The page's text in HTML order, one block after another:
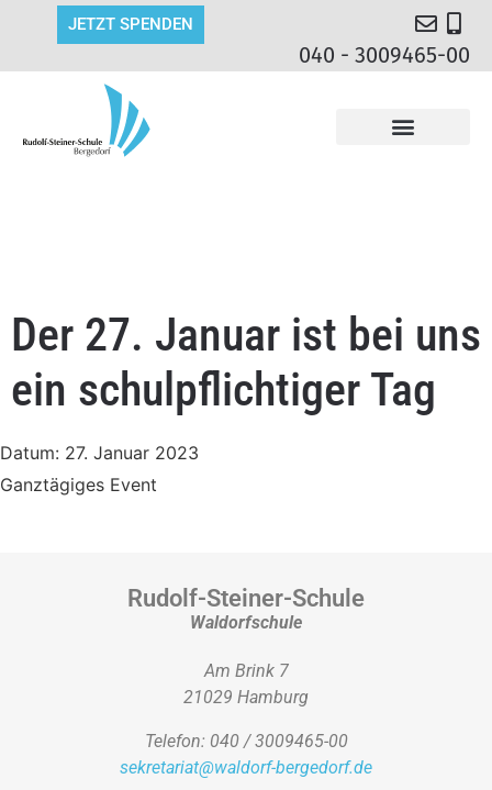
JETZT SPENDEN
040 - 3009465-00
Der 27. Januar ist bei uns
ein schulpflichtiger Tag
Datum: 27. Januar 2023
Ganztägiges Event
Rudolf-Steiner-Schule
Waldorfschule
Am Brink 7
21029 Hamburg
Telefon: 040 / 3009465-00
sekretariat@waldorf-bergedorf.de